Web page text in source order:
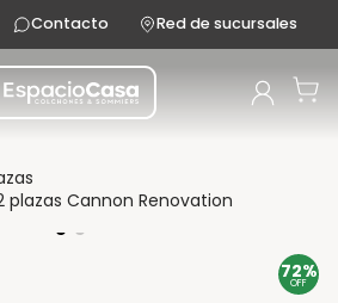
Contacto Red de sucursales
Cannon Renovation
72%
OFF